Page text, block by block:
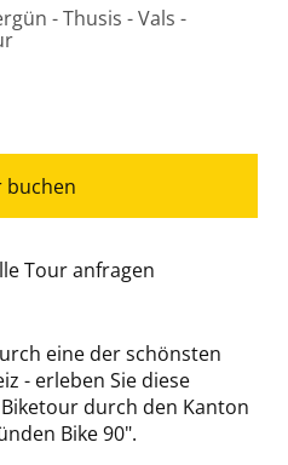
- Thusis - Vals -
buchen
Tour anfragen
eine der schönsten
- erleben Sie diese
durch den Kanton
Bike 90".